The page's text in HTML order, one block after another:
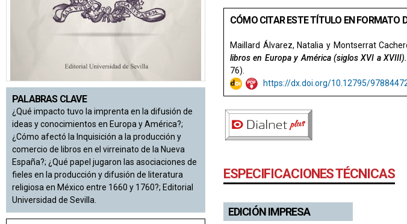
PALABRAS CLAVE
¿Qué impacto tuvo la imprenta en la difusión de
ideas y conocimientos en Europa y América?;
¿Cómo afectó la Inquisición a la producción y
comercio de libros en el virreinato de la Nueva
España?; ¿Qué papel jugaron las asociaciones de
fieles en la producción y difusión de literatura
religiosa en México entre 1660 y 1760?; Editorial
Universidad de Sevilla.
CÓMO CITAR ESTE TÍTULO EN FORMATO
Maillard Álvarez, Natalia y Montserrat
libros en Europa y América (siglos XVI a XVIII).
76).
https://dx.doi.org/10.12795/
ESPECIFICACIONES TÉCNICAS
EDICIÓN IMPRESA